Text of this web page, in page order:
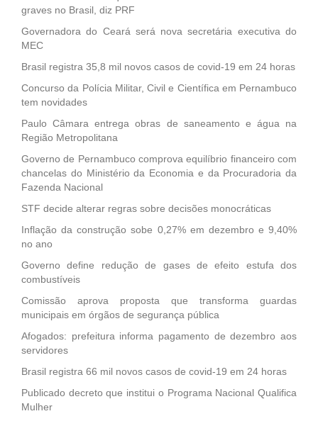
graves no Brasil, diz PRF
Governadora do Ceará será nova secretária executiva do
MEC
Brasil registra 35,8 mil novos casos de covid-19 em 24 horas
Concurso da Polícia Militar, Civil e Científica em Pernambuco
tem novidades
Paulo Câmara entrega obras de saneamento e água na
Região Metropolitana
Governo de Pernambuco comprova equilíbrio financeiro com
chancelas do Ministério da Economia e da Procuradoria da
Fazenda Nacional
STF decide alterar regras sobre decisões monocráticas
Inflação da construção sobe 0,27% em dezembro e 9,40%
no ano
Governo define redução de gases de efeito estufa dos
combustíveis
Comissão aprova proposta que transforma guardas
municipais em órgãos de segurança pública
Afogados: prefeitura informa pagamento de dezembro aos
servidores
Brasil registra 66 mil novos casos de covid-19 em 24 horas
Publicado decreto que institui o Programa Nacional Qualifica
Mulher